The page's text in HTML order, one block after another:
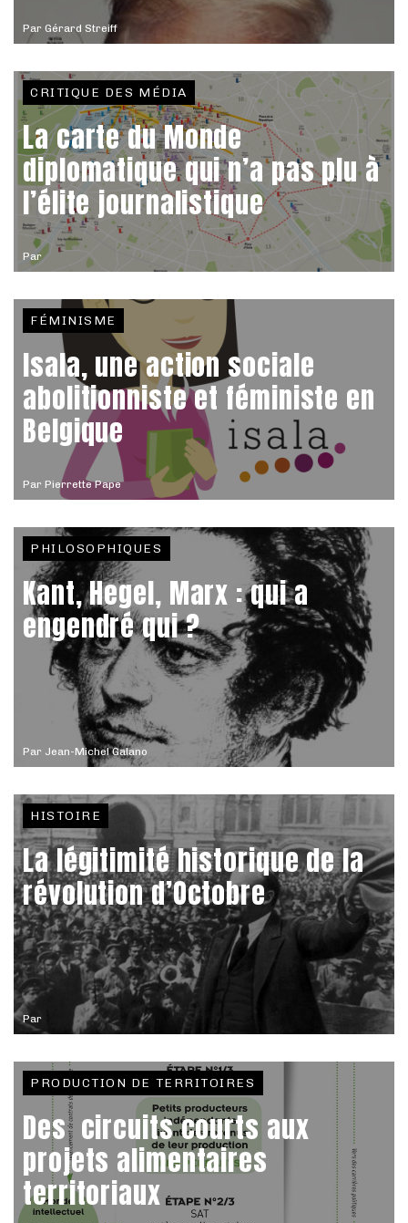
Par Gérard Streiff
Par
CRITIQUE DES MÉDIA
La carte du Monde
diplomatique qui n’a pas plu à
l’élite journalistique
Par Pierrette Pape
FÉMINISME
Isala, une action sociale
abolitionniste et féministe en
Belgique
Par Jean-Michel Galano
PHILOSOPHIQUES
Kant, Hegel, Marx : qui a
engendré qui ?
Par
HISTOIRE
La légitimité historique de la
révolution d’Octobre
PRODUCTION DE TERRITOIRES
Des circuits courts aux
projets alimentaires
territoriaux